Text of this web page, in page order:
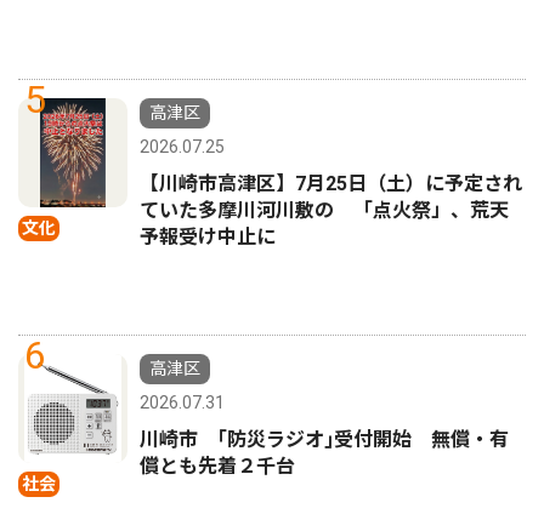
5
文化
高津区
2026.07.25
【川崎市高津区】7月25日（土）に予定され
ていた多摩川河川敷の 「点火祭」、荒天
予報受け中止に
6
社会
高津区
2026.07.31
川崎市 ｢防災ラジオ｣受付開始 無償・有
償とも先着２千台